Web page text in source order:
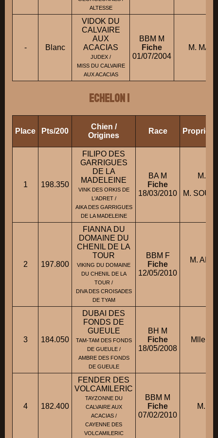
ALTESSE
- Blanc
VIDOK DU
CALVAIRE
AUX
ACACIAS
JUDEX /
MISS DU CALVAIRE
AUX ACACIAS
BBM M
Fiche
01/07/2004
M.
ECHELON 1
Place Pts/200
Chien /
Origines
Race
1 198.350
FILIPO DES
GARRIGUES
DE LA
MADELEINE
VINK DES ORKIS DE
L'ADRET /
AIKA DES GARRIGUES
DE LA MADELEINE
BA M
Fiche
18/03/2010
M.
M.
2 197.800
FIANNA DU
DOMAINE DU
CHENIL DE LA
TOUR
VIKING DU DOMAINE
DU CHENIL DE LA
TOUR /
DIVA DES CROISADES
DE TYAM
BBM F
Fiche
12/05/2010
M.
3 184.050
DUBAI DES
FONDS DE
GUEULE
TAM-TAM DES FONDS
DE GUEULE /
AMBRE DES FONDS
DE GUEULE
BH M
Fiche
18/05/2008
Mlle
4 182.400
FENDER DES
VOLCAMILERIC
TAYZONNE DU
CALVAIRE AUX
ACACIAS /
CAYENNE DES
VOLCAMILERIC
BBM M
Fiche
07/02/2010
M.